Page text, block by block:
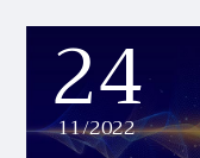
24
11/2022